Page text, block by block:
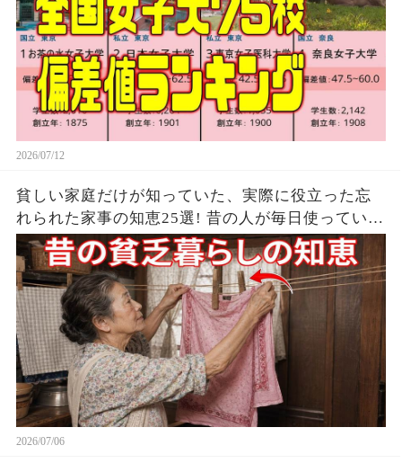
2026/07/12
貧しい家庭だけが知っていた、実際に役立った忘
れられた家事の知恵25選! 昔の人が毎日使ってい
た、貧しい家庭の節約の知恵
2026/07/06